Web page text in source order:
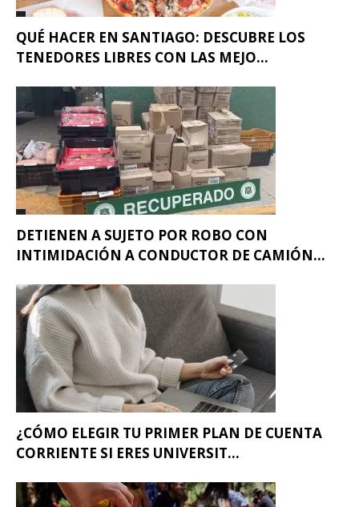
QUÉ HACER EN SANTIAGO: DESCUBRE LOS
TENEDORES LIBRES CON LAS MEJO...
DETIENEN A SUJETO POR ROBO CON
INTIMIDACIÓN A CONDUCTOR DE CAMIÓN...
¿CÓMO ELEGIR TU PRIMER PLAN DE CUENTA
CORRIENTE SI ERES UNIVERSIT...